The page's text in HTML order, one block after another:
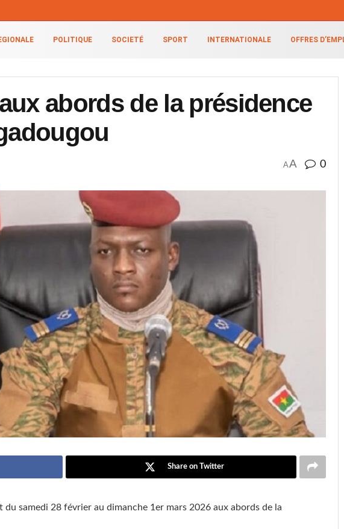
POLITIQUE SOCIETÉ SPORT INTERNATIONALE OFFRES
abords de la présidence
AA 0
Share on Twitter
samedi 28 février au dimanche 1er mars 2026 aux abords de la